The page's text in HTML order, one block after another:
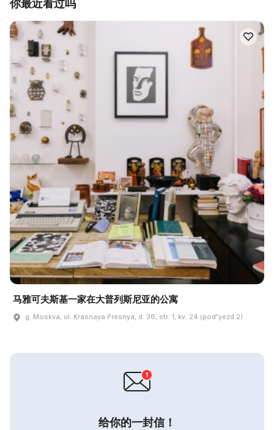
你最近看过吗
马雅可夫斯基一家在大普列斯尼亚的公寓
g. Moskva, ul. Krasnaya Presnya, d. 36, str. 1, kv. 24 (podʺyezd 2)
给你的一封信！